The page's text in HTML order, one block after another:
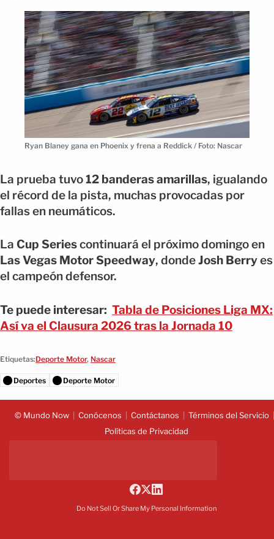
Ryan Blaney gana en Phoenix y frena a Reddick / Foto: Nascar
La prueba tuvo12 banderas amarillas, igualando
el récord de la pista, muchas provocadas por
fallas en neumáticos.
La Cup Seriescontinuará el próximo domingo en
Las Vegas Motor Speedway, dondeJosh Berryes
el campeón defensor.
Te puede interesar: Tabla de Posiciones Liga MX:
Así va el Clausura 2026 tras la Jornada 10
Etiquetas:Deporte Motor, Nascar
Deportes Deporte Motor
© Mundo Now Conócenos Contáctanos
Términos del Servicio
Políticas de Privacidad
Do Not Sell Or Share My Personal Information